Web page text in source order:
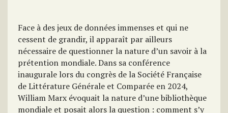
Face à des jeux de données immenses et qui ne
cessent de grandir, il apparaît par ailleurs
nécessaire de questionner la nature d’un savoir à la
prétention mondiale. Dans sa conférence
inaugurale lors du congrès de la Société Française
de Littérature Générale et Comparée en 2024,
William Marx évoquait la nature d’une bibliothèque
mondiale et posait alors la question : comment s’y